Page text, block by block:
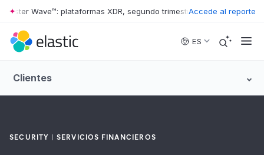
Skip to main content
Wave™: plataformas XDR, segundo trimestre de 2026 • The
Accede al reporte
ES
Clientes
SECURITY SERVICIOS FINANCIEROS